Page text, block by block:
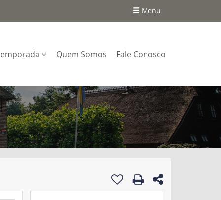
Menu
Quem Somos Fale Conosco